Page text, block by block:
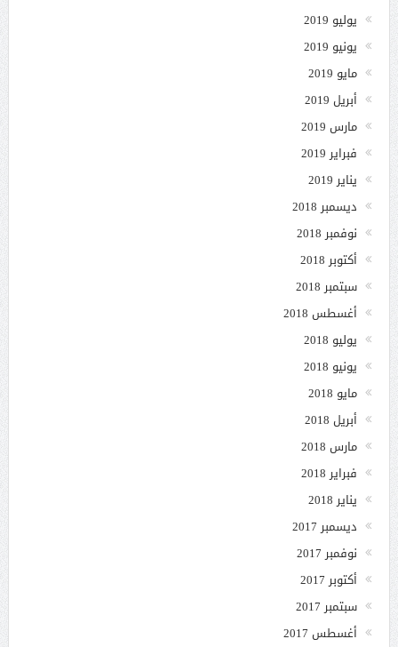
يوليو 2019
يونيو 2019
مايو 2019
أبريل 2019
مارس 2019
فبراير 2019
يناير 2019
ديسمبر 2018
نوفمبر 2018
أكتوبر 2018
سبتمبر 2018
أغسطس 2018
يوليو 2018
يونيو 2018
مايو 2018
أبريل 2018
مارس 2018
فبراير 2018
يناير 2018
ديسمبر 2017
نوفمبر 2017
أكتوبر 2017
سبتمبر 2017
أغسطس 2017